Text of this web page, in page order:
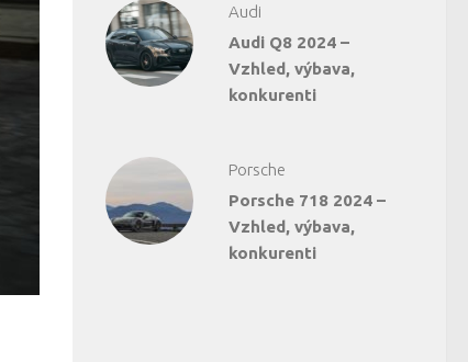
Audi
Audi Q8 2024 –
Vzhled, výbava,
konkurenti
Porsche
Porsche 718 2024 –
Vzhled, výbava,
konkurenti